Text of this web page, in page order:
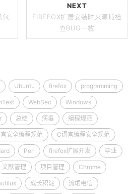
包
NEXT
FIREFOX扩展安装时来源域检
查BUG一枚
Ubuntu firefox programming
WebSec Windows
总结 病毒 编程规范
安全编程规范 C语言编程安全规范
Perl firefox扩展开发 毕业
文献管理 项目管理 Chrome
成长积淀 流氓电信